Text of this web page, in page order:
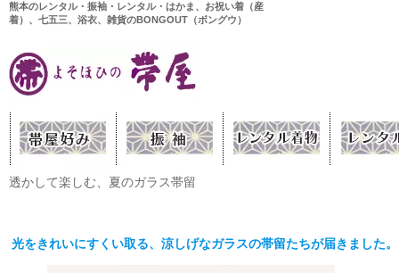
熊本のレンタル・振袖・レンタル・はかま、お祝い着（産
着）、七五三、浴衣、雑貨のBONGOUT（ボングウ）
透かして楽しむ、夏のガラス帯留
光をきれいにすくい取る、涼しげなガラスの帯留たちが届きました。